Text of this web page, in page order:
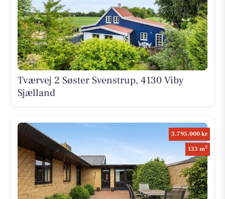
Tværvej 2 Søster Svenstrup, 4130 Viby
Sjælland
3.795.000 kr
133 m2